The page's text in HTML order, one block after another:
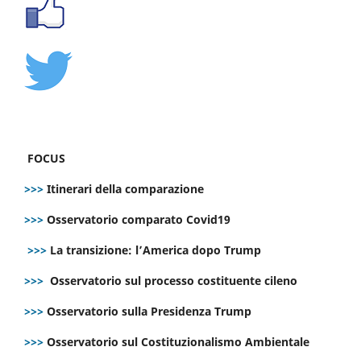
FOCUS
>>> Itinerari della comparazione
>>> Osservatorio comparato Covid19
>>> La transizione: l’America dopo Trump
>>> Osservatorio sul processo costituente cileno
>>> Osservatorio sulla Presidenza Trump
>>> Osservatorio sul Costituzionalismo Ambientale